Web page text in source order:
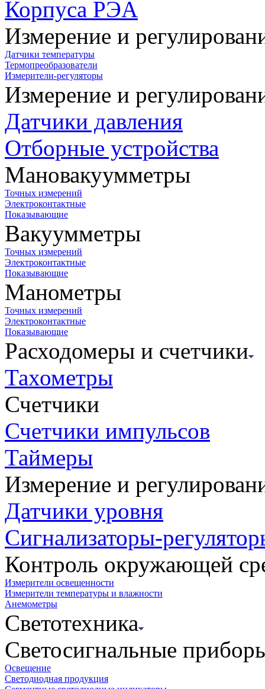
Корпуса РЭА
Измерение и
Датчики температуры
Термопреобразователи
Измерители-регуляторы
Измерение и
Датчики давления
Отборные устройства
Мановакуумметры
Точных измерений
Электроконтактные
Показывающие
Вакуумметры
Точных измерений
Электроконтактные
Показывающие
Манометры
Точных измерений
Электроконтактные
Показывающие
Расходомеры и счетчики
Тахометры
Счетчики
Счетчики импульсов
Таймеры
Измерение и
Датчики уровня
Сигнализаторы-
Контроль окружающей
Измерители освещенности
Измерители температуры и влажности
Анемометры
Светотехника
Светосигнальные
Освещение
Светодиодная продукция